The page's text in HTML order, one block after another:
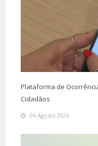
Plataforma de
Cidadãos
06 Agosto 2026